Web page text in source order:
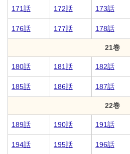
171話 172話 173話
176話 177話 178話
21巻
180話 181話 182話
185話 186話 187話
22巻
189話 190話 191話
194話 195話 196話